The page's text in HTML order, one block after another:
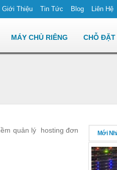
Giới Thiệu Tin Tức Blog Liên Hệ
MÁY CHỦ RIÊNG CHỖ ĐẶT
quản lý hosting đơn
Mới